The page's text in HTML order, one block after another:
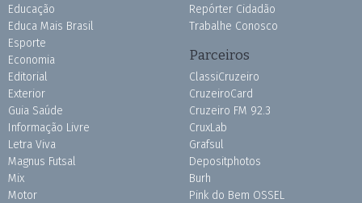
Educação
Educa Mais Brasil
Esporte
Economia
Editorial
Exterior
Guia Saúde
Informação Livre
Letra Viva
Magnus Futsal
Mix
Motor
Repórter Cidadão
Trabalhe Conosco
Parceiros
ClassiCruzeiro
CruzeiroCard
Cruzeiro FM 92.3
CruxLab
Grafsul
Depositphotos
Burh
Pink do Bem OSSEL